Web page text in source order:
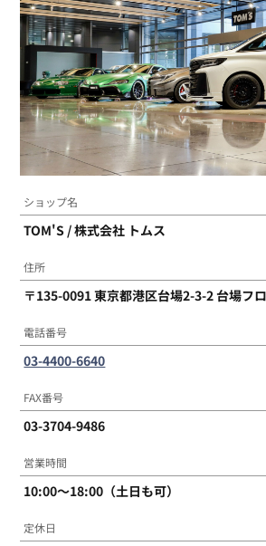
プライバシーポリシー
サイトマップ
ショップ名
TOM'S / 株式会社 トムス
住所
〒135-0091 東京都港区台場2-3-2 台場フ
電話番号
03-4400-6640
FAX番号
03-3704-9486
営業時間
10:00～18:00（土日も可）
定休日